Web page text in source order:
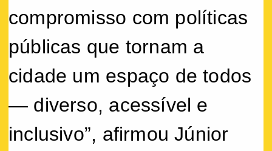
compromisso com políticas
públicas que tornam a
cidade um espaço de todos
— diverso, acessível e
inclusivo”, afirmou Júnior